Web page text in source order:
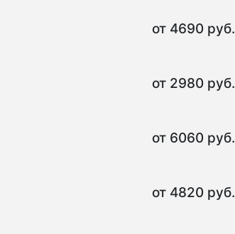
от 4690 руб.
от 2980 руб.
от 6060 руб.
от 4820 руб.